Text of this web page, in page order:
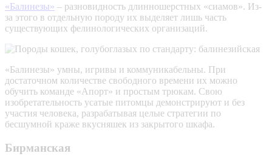
«Балинезы» – разновидность длинношерстных «сиамов». Из-
за этого в отдельную породу их выделяет лишь часть
существующих фелинологических организаций.
«Балинезы» умны, игривы и коммуникабельны. При
достаточном количестве свободного времени их можно
обучить команде «Апорт» и простым трюкам. Свою
изобретательность усатые питомцы демонстрируют и без
участия человека, разрабатывая целые стратегии по
бесшумной краже вкусняшек из закрытого шкафа.
Бирманская